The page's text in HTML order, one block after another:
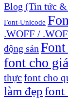
Blog (Tin tức
Font-Unicode
.WOFF /
động sản
font cho
thựcfont cho
làm đẹpfont